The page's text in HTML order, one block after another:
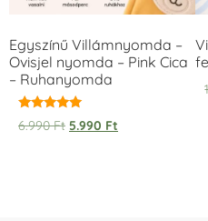
Egyszínű Villámnyomda –
Ovisjel nyomda – Pink Cica
– Ruhanyomda
Értékelés:
5.00
6.990Ft 5.990 Ft